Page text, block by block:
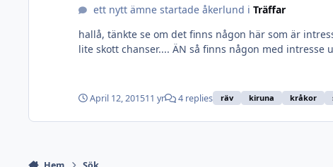
ett nytt ämne startade åkerlund i Träffar
hallå, tänkte se om det finns någon här som är
lite skott chanser.... ÄN så finns någon med intresse
April 12, 201511 yr 4 replies räv kiruna kråkor